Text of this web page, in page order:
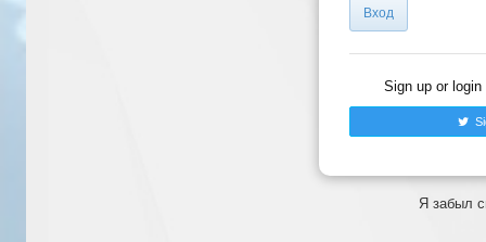
Вход
Sign up or
Я забыл